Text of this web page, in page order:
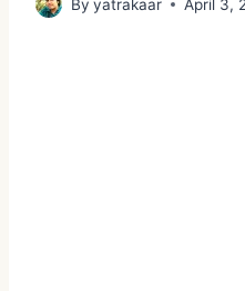
By yatrakaar April 3,